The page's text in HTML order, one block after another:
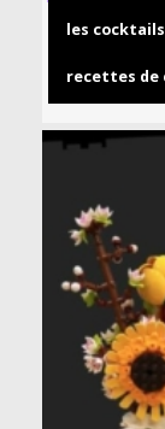
les cocktails
recettes de